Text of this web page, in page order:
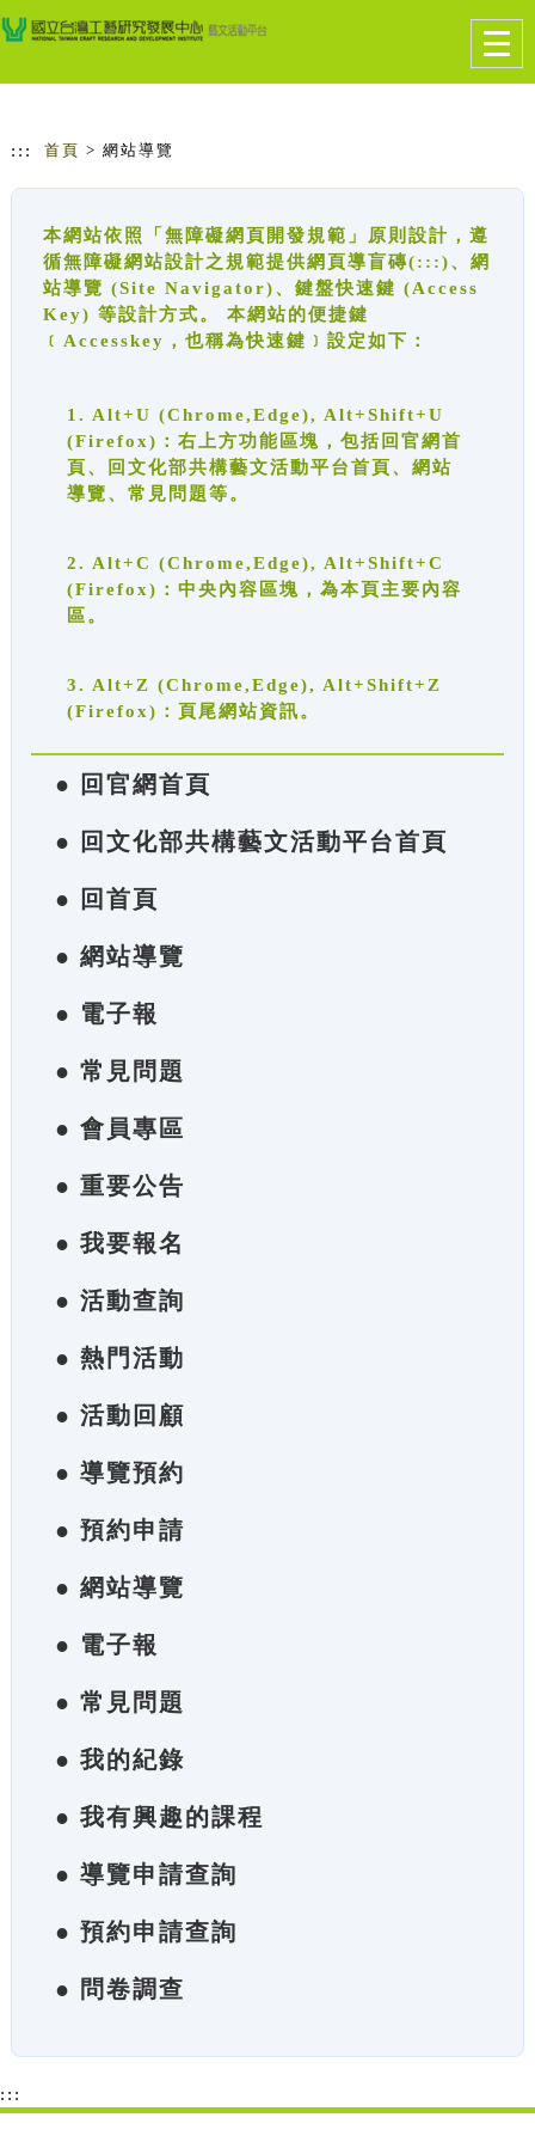
跳到主要內容
網站導覽
::: 首頁 > 網站導覽
本網站依照「無障礙網頁開發規範」原則設計，遵
循無障礙網站設計之規範提供網頁導盲磚(:::)、網
站導覽 (Site Navigator)、鍵盤快速鍵 (Access
Key) 等設計方式。 本網站的便捷鍵
﹝Accesskey，也稱為快速鍵﹞設定如下：
1. Alt+U (Chrome,Edge), Alt+Shift+U
(Firefox)：右上方功能區塊，包括回官網首
頁、回文化部共構藝文活動平台首頁、網站
導覽、常見問題等。
2. Alt+C (Chrome,Edge), Alt+Shift+C
(Firefox)：中央內容區塊，為本頁主要內容
區。
3. Alt+Z (Chrome,Edge), Alt+Shift+Z
(Firefox)：頁尾網站資訊。
● 回官網首頁
● 回文化部共構藝文活動平台首頁
● 回首頁
● 網站導覽
● 電子報
● 常見問題
● 會員專區
● 重要公告
● 我要報名
● 活動查詢
● 熱門活動
● 活動回顧
● 導覽預約
● 預約申請
● 網站導覽
● 電子報
● 常見問題
● 我的紀錄
● 我有興趣的課程
● 導覽申請查詢
● 預約申請查詢
● 問卷調查
:::